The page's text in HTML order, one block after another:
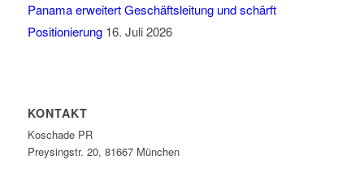
Panama erweitert Geschäftsleitung und schärft
Positionierung 16. Juli 2026
KONTAKT
Koschade PR
Preysingstr. 20, 81667 München